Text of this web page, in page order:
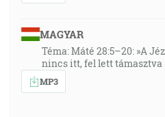
MAGYAR
Téma: Máté 28:5–20: »A
nincs itt, fel lett támasztva
MP3